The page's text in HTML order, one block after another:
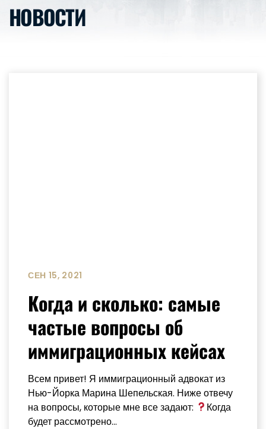
НОВОСТИ
СЕН 15, 2021
Когда и сколько: самые
частые вопросы об
иммиграционных кейсах
Всем привет! Я иммиграционный адвокат из
Нью-Йорка Марина Шепельская. Ниже отвечу
на вопросы, которые мне все задают:
Когда
будет рассмотрено...